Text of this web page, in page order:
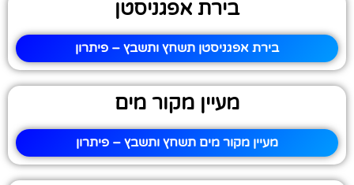
בירת אפגניסטן
בירת אפגניסטן תשחץ ותשבץ – פיתרון
מעיין מקור מים
מעיין מקור מים תשחץ ותשבץ – פיתרון